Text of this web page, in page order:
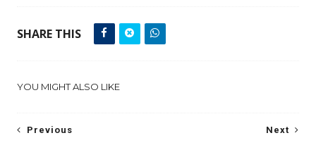
SHARE THIS
YOU MIGHT ALSO LIKE
Next
Previous